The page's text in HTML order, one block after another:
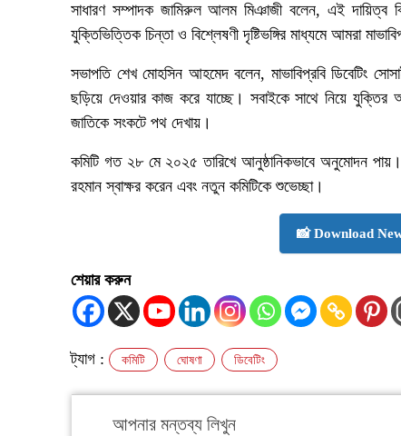
সাধারণ সম্পাদক জামিরুল আলম মিঞাজী বলেন, এই দায়িত্ব
যুক্তিভিত্তিক চিন্তা ও বিশ্লেষণী দৃষ্টিভঙ্গির মাধ্যমে আমরা
সভাপতি শেখ মোহসিন আহমেদ বলেন, মাভাবিপ্রবি ডিবেটিং
ছড়িয়ে দেওয়ার কাজ করে যাচ্ছে। সবাইকে সাথে নিয়ে যুক্তির
জাতিকে সংকটে পথ দেখায়।
কমিটি গত ২৮ মে ২০২৫ তারিখে আনুষ্ঠানিকভাবে অনুমোদন
রহমান স্বাক্ষর করেন এবং নতুন কমিটিকে শুভেচ্ছা।
📸 Download
শেয়ার করুন
ট্যাগ : কমিটি ঘোষণা ডিবেটিং
আপনার মন্তব্য লিখুন